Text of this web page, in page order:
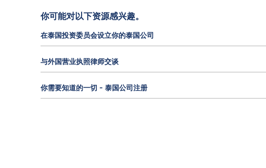
你可能对以下资源感兴趣。
在泰国投资委员会设立你的泰国公司
与外国营业执照律师交谈
你需要知道的一切 - 泰国公司注册